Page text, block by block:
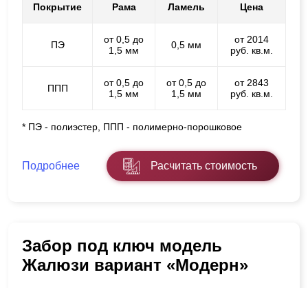
Покрытие Рама Ламель Цена
ПЭ
от 0,5 до
1,5 мм
0,5 мм
от 2014
руб. кв.м.
ППП
от 0,5 до
1,5 мм
от 0,5 до
1,5 мм
от 2843
руб. кв.м.
* ПЭ - полиэстер, ППП - полимерно-порошковое
Подробнее Расчитать стоимость
Забор под ключ модель
Жалюзи вариант «Модерн»